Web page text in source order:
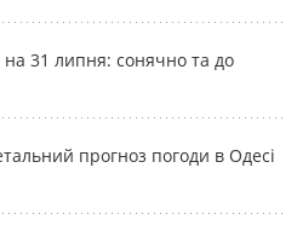
на 31 липня: сонячно та до
прогноз погоди в Одесі